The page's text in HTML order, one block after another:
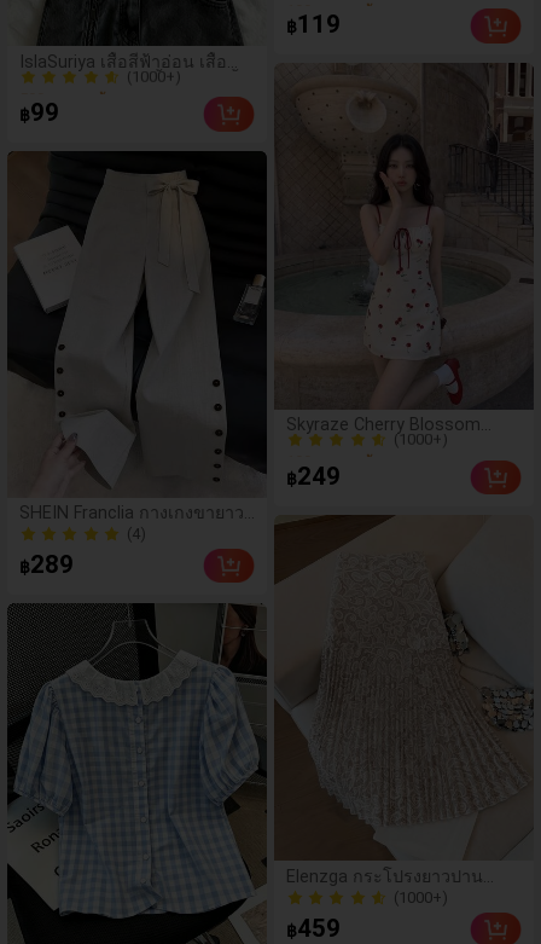
IslaSuriya เสื้อสีฟ้าอ่อน เสื้อ
ลายจุด ชุดผู้หญิง เสื้อผู้หญิง เสื้อ
กล้ามแบบสบายๆ เสื้อแฟชั่นที่
กำลังเป็นที่นิยม เสื้อย2k เสื้อย2k
เสื้อผ้า เสื้อหรูหรา เสื้อคล้องคอ
เสื้อเซ็กซี่ เสื้อ
(1000+)
500+ ขายแล้ว
500+ ขายแล้ว
฿99
SHEIN Franclia กางเกงขายาวผู้
หญิงเอวสูงขาบานแบบผูกข้าง
สำหรับต้นฤดูใบไม้ร่วง สไตล์
ลำลอง ดีไซน์ผูกข้างเอวสูง แต่ง
ทรงหลวมขาบานช่วยเสริมรูป
ร่างขา สไตล์จีนอ่อนหวานสง่า
งาม เหมาะสำหรับใส่ไปทำงาน
ประจำวันและเดินทาง
(4)
฿289
ร้อน
100+ ขายแล้ว
฿119
Skyraze Cherry Blossom
Print Ruched Bust Cami
Dress, ฤดูใบไม้ผลิ
(1000+)
100+ ขายแล้ว
100+ ขายแล้ว
฿249
Elenzga กระโปรงยาวปาน
กลางจับจีบลูกไม้ลายดอกไม้
สำหรับผู้หญิง
(1000+)
฿459